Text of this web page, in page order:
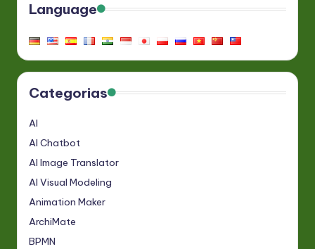
Language
Categorias
AI
AI Chatbot
AI Image Translator
AI Visual Modeling
Animation Maker
ArchiMate
BPMN